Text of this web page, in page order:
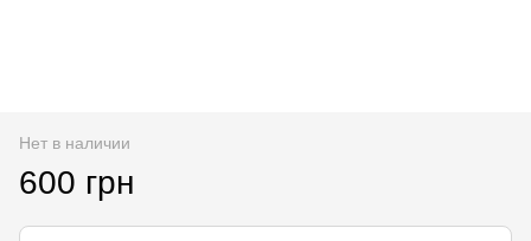
Нет в наличии
600 грн